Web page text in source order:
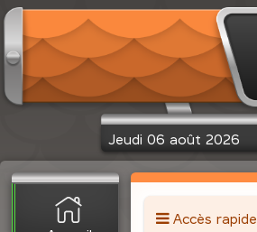
Jeudi 06 août 2026
Accès rapide